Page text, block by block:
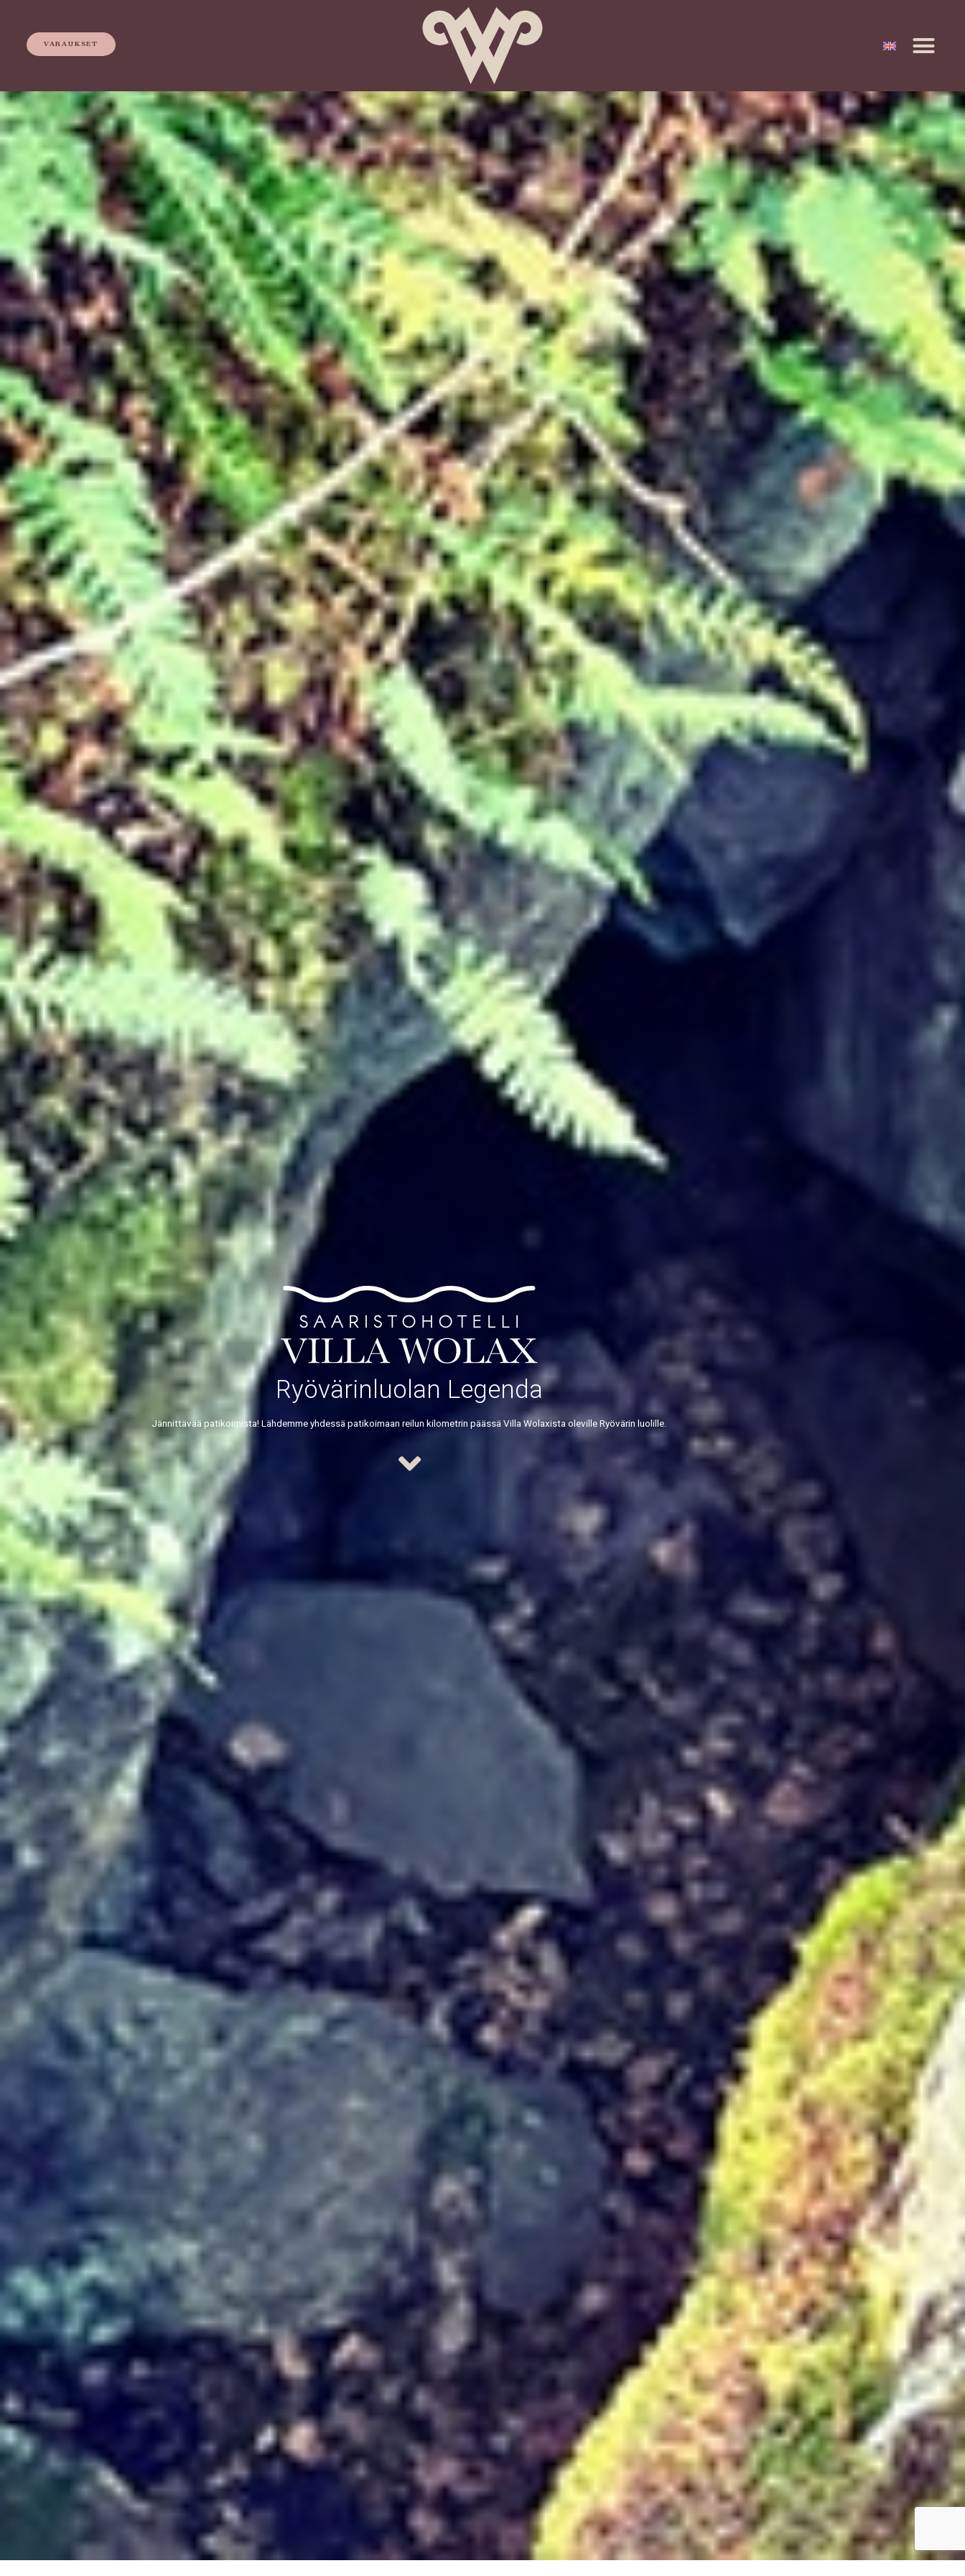
VARAUKSET
Ryövärinluolan Legenda
Jännittävää patikoimista! Lähdemme yhdessä patikoimaan reilun kilometrin päässä Villa Wolaxista oleville Ryövärin luolille.